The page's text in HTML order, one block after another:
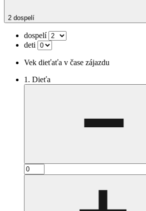
2 dospelí
dospelí
deti
Vek dieťaťa v čase zájazdu
1. Dieťa